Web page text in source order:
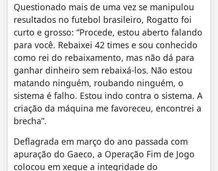
Questionado mais de uma vez se manipulou
resultados no futebol brasileiro, Rogatto foi
curto e grosso: “Procede, estou aberto falando
para você. Rebaixei 42 times e sou conhecido
como rei do rebaixamento, mas não dá para
ganhar dinheiro sem rebaixá-los. Não estou
matando ninguém, roubando ninguém, o
sistema é falho. Estou indo contra o sistema. A
criação da máquina me favoreceu, encontrei a
brecha”.
Deflagrada em março do ano passada com
apuração do Gaeco, a Operação Fim de Jogo
colocou em xeque a integridade do